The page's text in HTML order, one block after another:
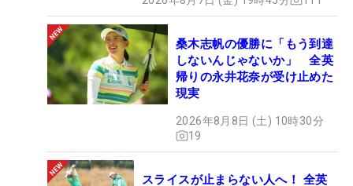
桑木志帆の優勝に「もう到達
しないんじゃないか」 全英
帰りの永井花奈が受け止めた
現実
2026年8月8日 (土) 10時30分
19
スライスが止まらない人へ！ 全英